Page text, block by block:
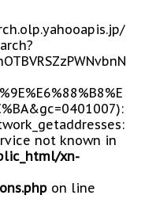
not known in
xn-
on line